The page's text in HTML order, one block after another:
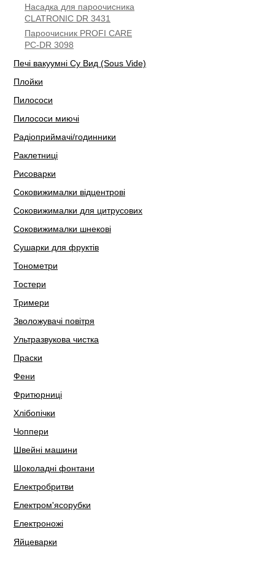
Насадка для пароочисника
CLATRONIC DR 3431
Пароочисник PROFI CARE
PC-DR 3098
Печі вакуумні Су Вид (Sous Vide)
Плойки
Пилососи
Пилососи миючі
Радіоприймачі/годинники
Раклетниці
Рисоварки
Соковижималки відцентрові
Соковижималки для цитрусових
Соковижималки шнекові
Сушарки для фруктів
Тонометри
Тостери
Тримери
Зволожувачі повітря
Ультразвукова чистка
Праски
Фени
Фритюрниці
Хлібопічки
Чоппери
Швейні машини
Шоколадні фонтани
Електробритви
Електром'ясорубки
Електроножі
Яйцеварки